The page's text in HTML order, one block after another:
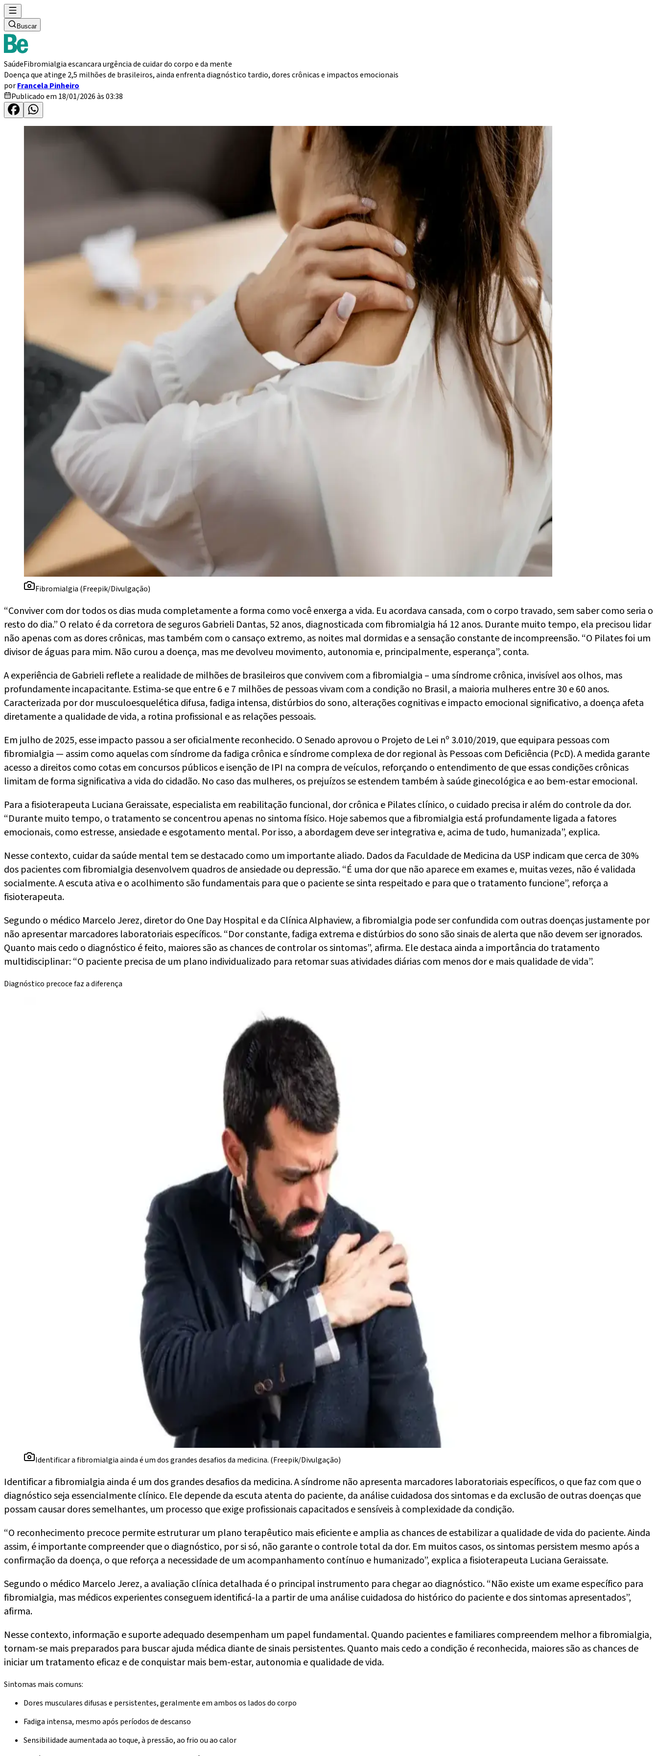
Buscar
SaúdeFibromialgia escancara urgência de cuidar do corpo e da mente
Doença que atinge 2,5 milhões de brasileiros, ainda enfrenta diagnóstico tardio, dores crônicas e impactos emocionais
porFrancela Pinheiro
Publicado em 18/01/2026 às 03:38
Fibromialgia (Freepik/Divulgação)
“Conviver com dor todos os dias muda completamente a forma como você enxerga a vida. Eu acordava cansada, com o corpo travado, sem saber como seria o
resto do dia.” O relato é da corretora de seguros Gabrieli Dantas, 52 anos, diagnosticada com fibromialgia há 12 anos. Durante muito tempo, ela precisou lidar
não apenas com as dores crônicas, mas também com o cansaço extremo, as noites mal dormidas e a sensação constante de incompreensão. “O Pilates foi um
divisor de águas para mim. Não curou a doença, mas me devolveu movimento, autonomia e, principalmente, esperança”, conta.
A experiência de Gabrieli reflete a realidade de milhões de brasileiros que convivem com a fibromialgia – uma síndrome crônica, invisível aos olhos, mas
profundamente incapacitante. Estima-se que entre 6 e 7 milhões de pessoas vivam com a condição no Brasil, a maioria mulheres entre 30 e 60 anos.
Caracterizada por dor musculoesquelética difusa, fadiga intensa, distúrbios do sono, alterações cognitivas e impacto emocional significativo, a doença afeta
diretamente a qualidade de vida, a rotina profissional e as relações pessoais.
Em julho de 2025, esse impacto passou a ser oficialmente reconhecido. O Senado aprovou o Projeto de Lei nº 3.010/2019, que equipara pessoas com
fibromialgia — assim como aquelas com síndrome da fadiga crônica e síndrome complexa de dor regional às Pessoas com Deficiência (PcD). A medida garante
acesso a direitos como cotas em concursos públicos e isenção de IPI na compra de veículos, reforçando o entendimento de que essas condições crônicas
limitam de forma significativa a vida do cidadão. No caso das mulheres, os prejuízos se estendem também à saúde ginecológica e ao bem-estar emocional.
Para a fisioterapeuta Luciana Geraissate, especialista em reabilitação funcional, dor crônica e Pilates clínico, o cuidado precisa ir além do controle da dor.
“Durante muito tempo, o tratamento se concentrou apenas no sintoma físico. Hoje sabemos que a fibromialgia está profundamente ligada a fatores
emocionais, como estresse, ansiedade e esgotamento mental. Por isso, a abordagem deve ser integrativa e, acima de tudo, humanizada”, explica.
Nesse contexto, cuidar da saúde mental tem se destacado como um importante aliado. Dados da Faculdade de Medicina da USP indicam que cerca de 30%
dos pacientes com fibromialgia desenvolvem quadros de ansiedade ou depressão. “É uma dor que não aparece em exames e, muitas vezes, não é validada
socialmente. A escuta ativa e o acolhimento são fundamentais para que o paciente se sinta respeitado e para que o tratamento funcione”, reforça a
fisioterapeuta.
Segundo o médico Marcelo Jerez, diretor do One Day Hospital e da Clínica Alphaview, a fibromialgia pode ser confundida com outras doenças justamente por
não apresentar marcadores laboratoriais específicos. “Dor constante, fadiga extrema e distúrbios do sono são sinais de alerta que não devem ser ignorados.
Quanto mais cedo o diagnóstico é feito, maiores são as chances de controlar os sintomas”, afirma. Ele destaca ainda a importância do tratamento
multidisciplinar: “O paciente precisa de um plano individualizado para retomar suas atividades diárias com menos dor e mais qualidade de vida”.
Diagnóstico precoce faz a diferença
Identificar a fibromialgia ainda é um dos grandes desafios da medicina. (Freepik/Divulgação)
Identificar a fibromialgia ainda é um dos grandes desafios da medicina. A síndrome não apresenta marcadores laboratoriais específicos, o que faz com que o
diagnóstico seja essencialmente clínico. Ele depende da escuta atenta do paciente, da análise cuidadosa dos sintomas e da exclusão de outras doenças que
possam causar dores semelhantes, um processo que exige profissionais capacitados e sensíveis à complexidade da condição.
“O reconhecimento precoce permite estruturar um plano terapêutico mais eficiente e amplia as chances de estabilizar a qualidade de vida do paciente. Ainda
assim, é importante compreender que o diagnóstico, por si só, não garante o controle total da dor. Em muitos casos, os sintomas persistem mesmo após a
confirmação da doença, o que reforça a necessidade de um acompanhamento contínuo e humanizado”, explica a fisioterapeuta Luciana Geraissate.
Segundo o médico Marcelo Jerez, a avaliação clínica detalhada é o principal instrumento para chegar ao diagnóstico. “Não existe um exame específico para
fibromialgia, mas médicos experientes conseguem identificá-la a partir de uma análise cuidadosa do histórico do paciente e dos sintomas apresentados”,
afirma.
Nesse contexto, informação e suporte adequado desempenham um papel fundamental. Quando pacientes e familiares compreendem melhor a fibromialgia,
tornam-se mais preparados para buscar ajuda médica diante de sinais persistentes. Quanto mais cedo a condição é reconhecida, maiores são as chances de
iniciar um tratamento eficaz e de conquistar mais bem-estar, autonomia e qualidade de vida.
Sintomas mais comuns:
Dores musculares difusas e persistentes, geralmente em ambos os lados do corpo
Fadiga intensa, mesmo após períodos de descanso
Sensibilidade aumentada ao toque, à pressão, ao frio ou ao calor